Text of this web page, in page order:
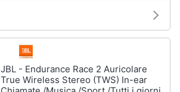
JBL - Endurance Race 2 Auricolare
True Wireless Stereo (TWS) In-ear